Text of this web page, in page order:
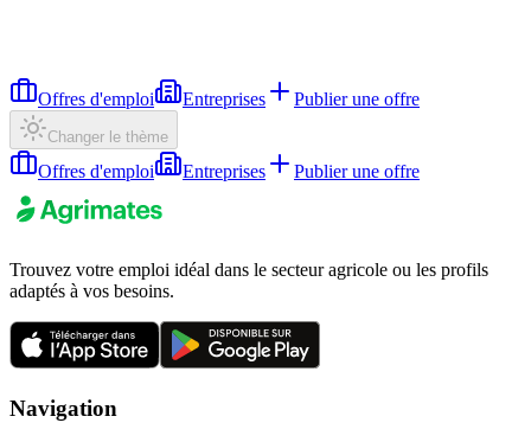
Offres d'emploi Entreprises Publier une offre
Changer le thème
Offres d'emploi Entreprises Publier une offre
Trouvez votre emploi idéal dans le secteur agricole ou les profils
adaptés à vos besoins.
Navigation